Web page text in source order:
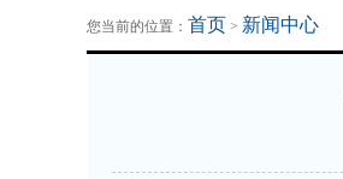
您当前的位置： 首页 > 新闻中心